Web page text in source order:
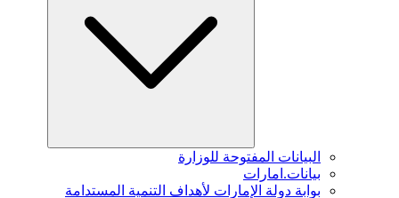
البيانات المفتوحة للوزارة
بيانات.امارات
بوابة دولة الإمارات لأهداف التنمية المستدامة